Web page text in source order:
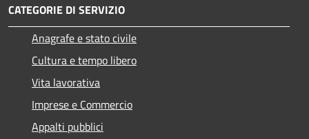
CATEGORIE DI SERVIZIO
Anagrafe e stato civile
Cultura e tempo libero
Vita lavorativa
Imprese e Commercio
Appalti pubblici